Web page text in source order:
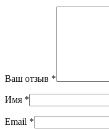
Ваш отзыв *
Имя *
Email *